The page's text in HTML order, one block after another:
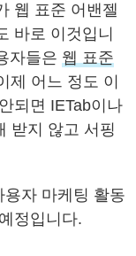
웹 표준 어밴젤
바로 이것입니
자들은 웹 표준
제 어느 정도 이
되면 IETab이나
받지 않고 서핑
자 마케팅 활동
정입니다.